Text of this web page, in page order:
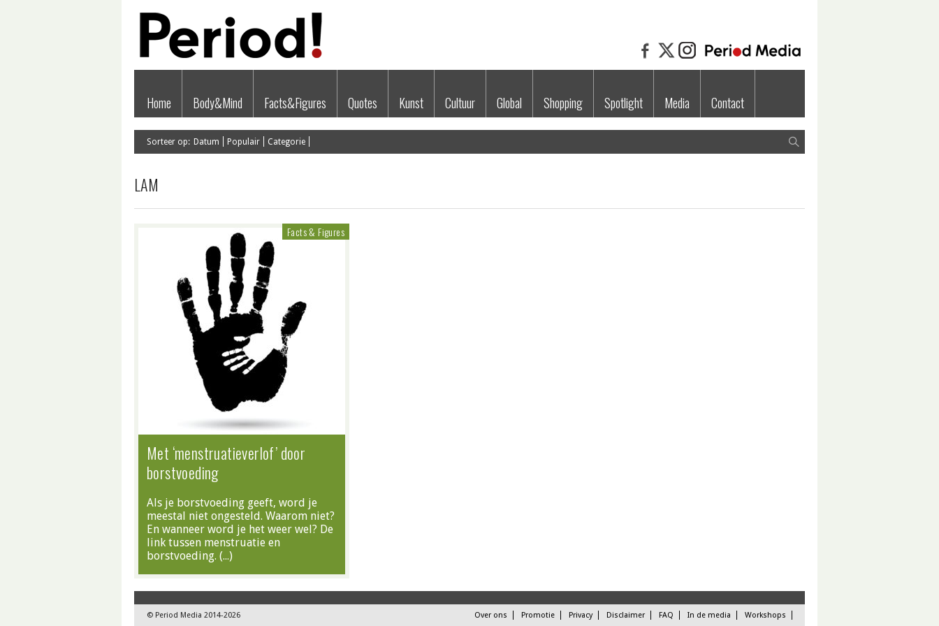
Home Body&Mind Facts&Figures Quotes Kunst Cultuur Global Shopping Spotlight Media Contact
Sorteer op: Datum Populair Categorie
LAM
Facts & Figures
Met ‘menstruatieverlof’ door
borstvoeding
Als je borstvoeding geeft, word je
meestal niet ongesteld. Waarom niet?
En wanneer word je het weer wel? De
link tussen menstruatie en
borstvoeding. (…)
© Period Media 2014-2026 Over ons Promotie Privacy Disclaimer FAQ In de media Workshops